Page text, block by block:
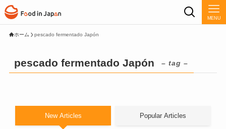
MENU
ホーム pescado fermentado Japón
pescado fermentado Japón – tag –
New Articles Popular Articles